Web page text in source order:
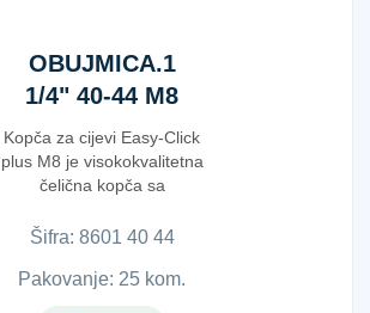
OBUJMICA.1
1/4" 40-44 M8
Kopča za cijevi Easy-Click
plus M8 je visokokvalitetna
čelična kopča sa
Šifra: 8​6​0​1​ ​4​0​ ​4​4​
Pakovanje: 25 kom.